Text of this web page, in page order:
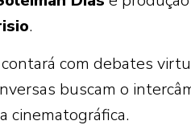
.
com debates
buscam o
cinematográfica.